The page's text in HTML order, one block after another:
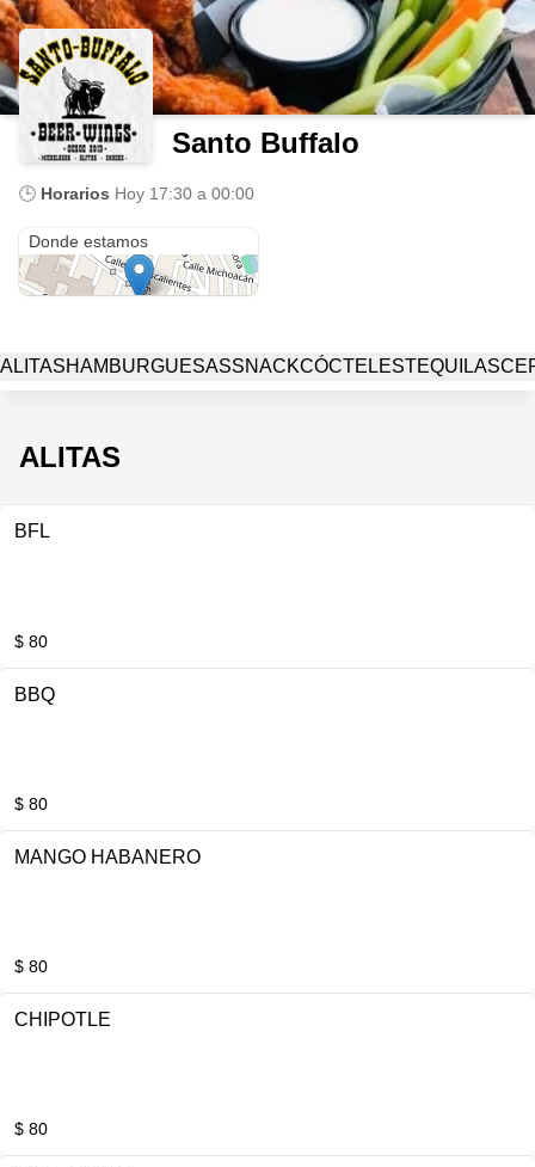
Santo Buffalo
🕒 Horarios Hoy 17:30 a 00:00
Donde estamos
ALITASHAMBURGUESASSNACKCÓCTELESTEQUILAS
ALITAS
BFL
$ 80
BBQ
$ 80
MANGO HABANERO
$ 80
CHIPOTLE
$ 80